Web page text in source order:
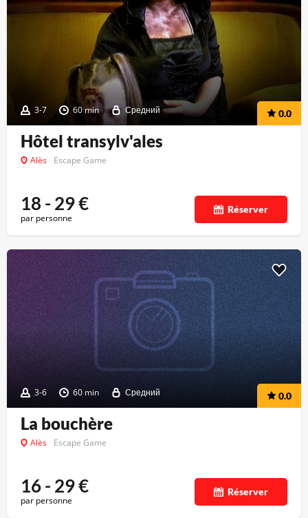
3-7 60 min Средний 0.0
Hôtel transylv'ales
Alès Escape Game
18 - 29€
par personne
Réserver
3-6 60 min Средний 0.0
La bouchère
Alès Escape Game
16 - 29€
par personne
Réserver